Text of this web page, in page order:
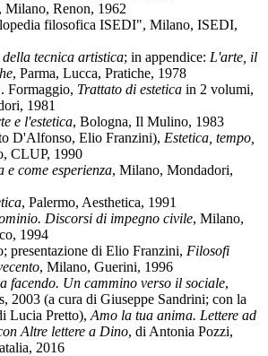
, Milano, Renon, 1962
filosofica ISEDI", Milano, ISEDI,
tecnica artistica; in appendice: L'arte, il
, Parma, Lucca, Pratiche, 1978
Formaggio, Trattato di estetica in 2 volumi,
1981
e l'estetica, Bologna, Il Mulino, 1983
D'Alfonso, Elio Franzini), Estetica, tempo,
CLUP, 1990
e come esperienza, Milano, Mondadori,
, Palermo, Aesthetica, 1991
Discorsi di impegno civile, Milano,
1994
presentazione di Elio Franzini, Filosofi
, Milano, Guerini, 1996
facendo. Un cammino verso il sociale,
2003 (a cura di Giuseppe Sandrini; con la
Lucia Pretto), Amo la tua anima. Lettere ad
Altre lettere a Dino, di Antonia Pozzi,
2016